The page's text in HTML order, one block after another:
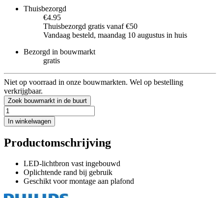
Thuisbezorgd
€4.95
Thuisbezorgd gratis vanaf €50
Vandaag besteld, maandag 10 augustus in huis
Bezorgd in bouwmarkt
gratis
Niet op voorraad in onze bouwmarkten. Wel op bestelling
verkrijgbaar.
Zoek bouwmarkt in de buurt
In winkelwagen
Productomschrijving
LED-lichtbron vast ingebouwd
Oplichtende rand bij gebruik
Geschikt voor montage aan plafond